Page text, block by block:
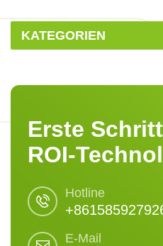
KATEGORIEN
Erste
ROI-
Hotline
E-Mail